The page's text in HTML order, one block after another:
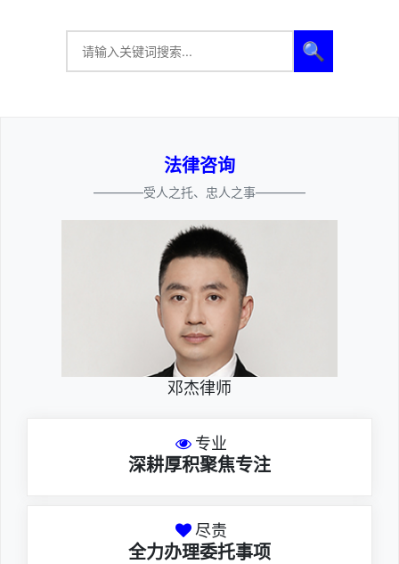
🔍
法律咨询
————受人之托、忠人之事————
邓杰律师
专业
深耕厚积聚焦专注
尽责
全力办理委托事项